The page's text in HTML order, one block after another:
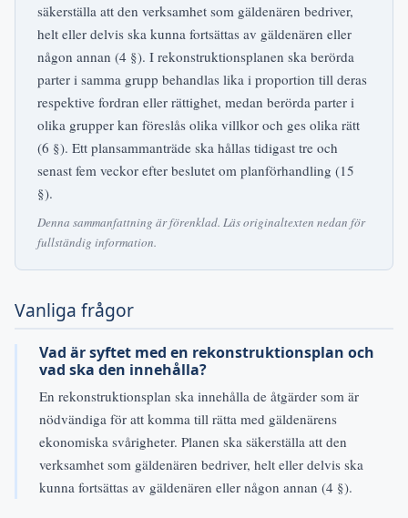
säkerställa att den verksamhet som gäldenären bedriver,
helt eller delvis ska kunna fortsättas av gäldenären eller
någon annan (4 §). I rekonstruktionsplanen ska berörda
parter i samma grupp behandlas lika i proportion till deras
respektive fordran eller rättighet, medan berörda parter i
olika grupper kan föreslås olika villkor och ges olika rätt
(6 §). Ett plansammanträde ska hållas tidigast tre och
senast fem veckor efter beslutet om planförhandling (15
§).
Denna sammanfattning är förenklad. Läs originaltexten nedan för
fullständig information.
Vanliga frågor
Vad är syftet med en rekonstruktionsplan och
vad ska den innehålla?
En rekonstruktionsplan ska innehålla de åtgärder som är
nödvändiga för att komma till rätta med gäldenärens
ekonomiska svårigheter. Planen ska säkerställa att den
verksamhet som gäldenären bedriver, helt eller delvis ska
kunna fortsättas av gäldenären eller någon annan (4 §).